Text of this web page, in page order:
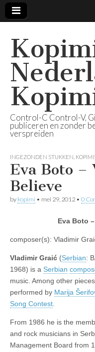
Control-C Control-V,
publiceren en zonder
verspreiden
INGEZONDEN STUKKEN
Eva Boto –
Believe
by kopimi • mei 29, 2012 • 0
Eva Boto
composer(s): Vladimir
Vladimir Graić (Serbian:
1968) is a Serbian
music. Among other
performed by Marija
Song Contest
From 1986 he is the
and rock musicians in
Management Board from